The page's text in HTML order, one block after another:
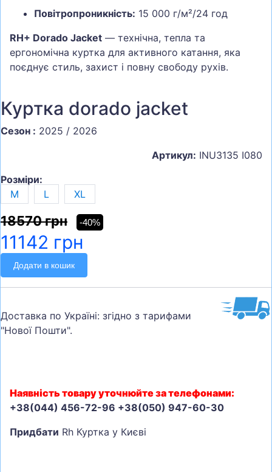
Повітропроникність: 15 000 г/м²/24 год
RH+ Dorado Jacket — технічна, тепла та
ергономічна куртка для активного катання, яка
поєднує стиль, захист і повну свободу рухів.
Куртка dorado jacket
Сезон : 2025 / 2026
Артикул: INU3135 I080
Розміри:
M
L XL
18570 грн -40%
11142 грн
Додати в кошик
Доставка по Україні: згідно з тарифами
"Нової Пошти".
Наявність товару уточнюйте за телефонами:
+38(044) 456-72-96 +38(050) 947-60-30
Придбати Rh Куртка у Києві